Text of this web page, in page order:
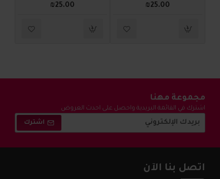
₪25.00
₪25.00
مجموعة مهنا
اشترك في القائمة البريدية واحصل على احدث العروض
والتخفيضات !
اشترك
اتصل بنا الآن